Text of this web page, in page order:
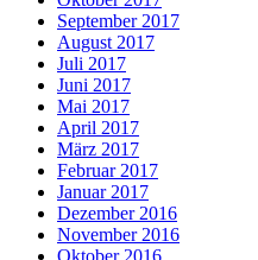
September 2017
August 2017
Juli 2017
Juni 2017
Mai 2017
April 2017
März 2017
Februar 2017
Januar 2017
Dezember 2016
November 2016
Oktober 2016